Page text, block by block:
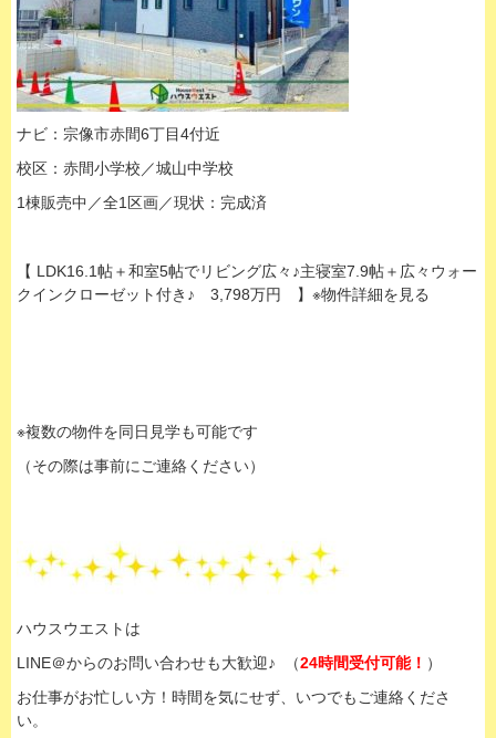
ナビ：宗像市赤間6丁目4付近
校区：赤間小学校／城山中学校
1棟販売中／全1区画／現状：完成済
【 LDK16.1帖＋和室5帖でリビング広々♪主寝室7.9帖＋広々ウォー
クインクローゼット付き♪ 3,798万円 】※物件詳細を見る
※複数の物件を同日見学も可能です
（その際は事前にご連絡ください）
ハウスウエストは
LINE＠からのお問い合わせも大歓迎♪ （24時間受付可能！ ）
お仕事がお忙しい方！時間を気にせず、いつでもご連絡くださ
い。